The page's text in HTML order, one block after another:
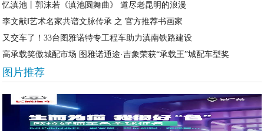
忆滇池丨郭沫若《滇池圆舞曲》 道尽老昆明的浪漫
李文献‖艺术名家共谱文脉传承 之 官方推荐书画家
又交车了！33台图雅诺特专工程车助力滇南铁路建设
高承载笑傲城配市场 图雅诺通途·吉象荣获“承载王”城配车型奖
图片推荐